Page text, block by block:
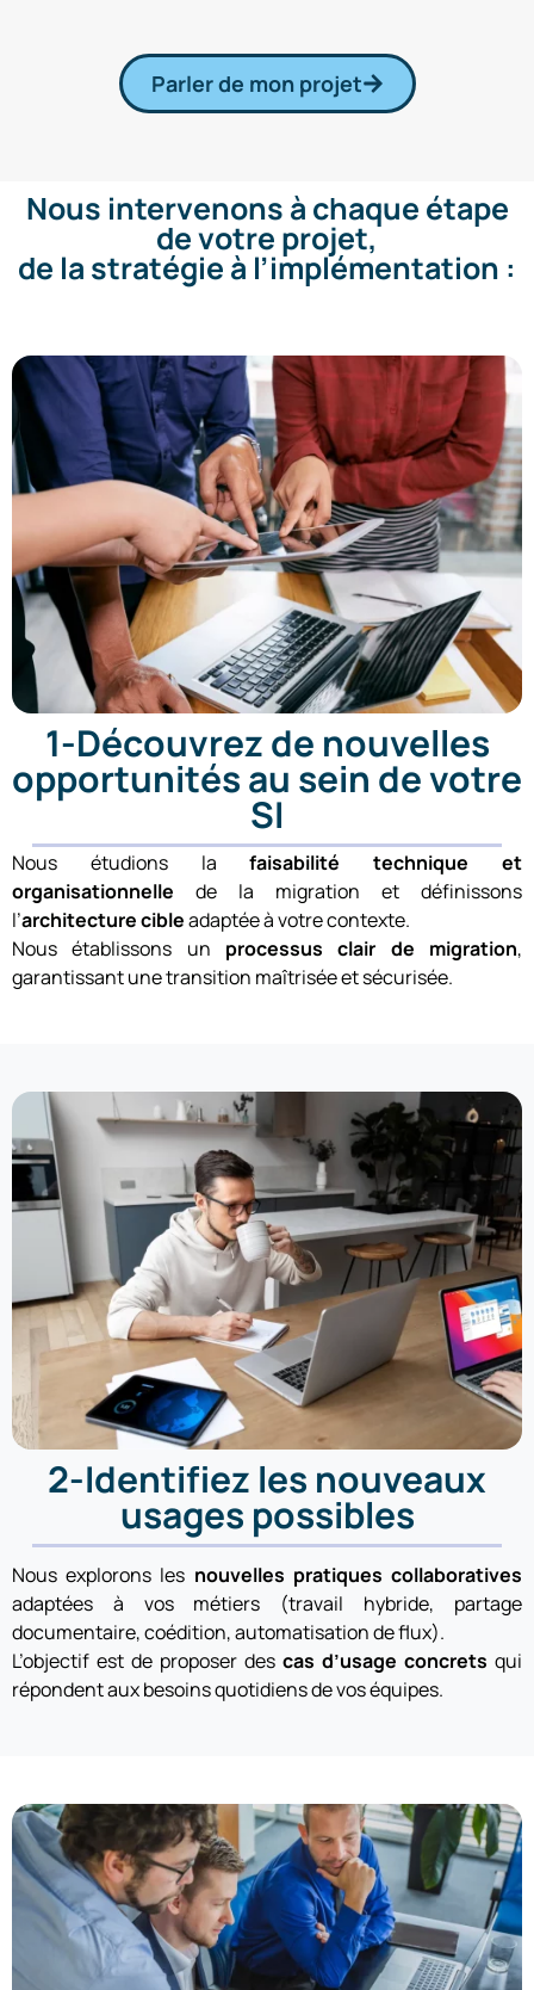
Parler de mon projet
Nous intervenons à chaque étape
de votre projet,
de la stratégie à l’implémentation :
1-Découvrez de nouvelles
opportunités au sein de votre
SI
Nous étudions lafaisabilité technique et
organisationnelle de la migration et définissons
l’architecture cibleadaptée à votre contexte.
Nous établissons un processus clair de migration,
garantissant une transition maîtrisée et sécurisée.
2-Identifiez les nouveaux
usages possibles
Nous explorons les nouvelles pratiques collaboratives
adaptées à vos métiers (travail hybride, partage
documentaire, coédition, automatisation de flux).
L’objectif est de proposer des cas d’usage concrets qui
répondent aux besoins quotidiens de vos équipes.